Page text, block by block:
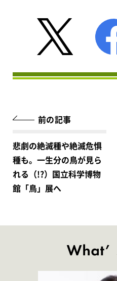
前の記事
悲劇の絶滅種や絶滅危惧
種も。一生分の鳥が見ら
れる（!?）国立科学博物
館「鳥」展へ